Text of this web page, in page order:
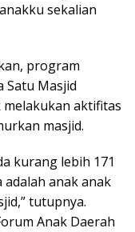
sekalian
program
Satu Masjid
aktifitas
masjid.
kurang lebih 171
adalah anak anak
tutupnya.
Anak Daerah